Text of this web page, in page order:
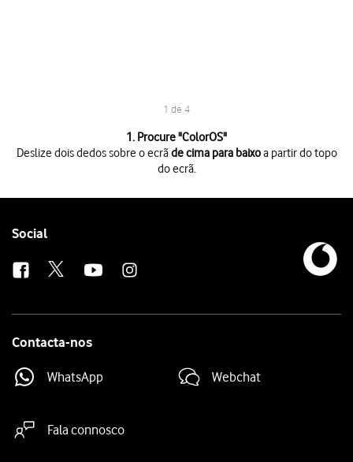
1 de 4
1. Procure "ColorOS"
Deslize dois dedos sobre o ecrãde cima para baixoa partir do topo
do ecrã.
Primao ícone de definições.
PrimaColorOS
Follow
Social
Contacta-nos
WhatsApp Webchat
Fala connosco